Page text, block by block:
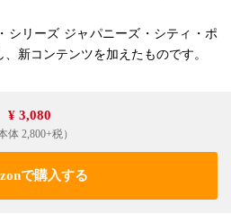
シリーズ ジャパニーズ・シティ・ポ
新コンテンツを加えたものです。
¥ 3,080
体 2,800+税）
で購入する